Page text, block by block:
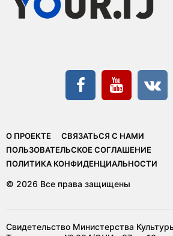
О ПРОЕКТЕ
СВЯЗАТЬСЯ С НАМИ
ПОЛЬЗОВАТЕЛЬСКОЕ СОГЛАШЕНИЕ
ПОЛИТИКА КОНФИДЕНЦИАЛЬНОСТИ
© 2026 Все права защищены
Свидетельство Министерства